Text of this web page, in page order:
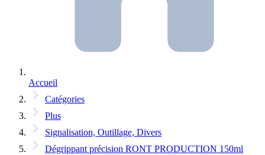
Accueil
Catégories
Plus
Signalisation, Outillage, Divers
Dégrippant précision RONT PRODUCTION 150ml